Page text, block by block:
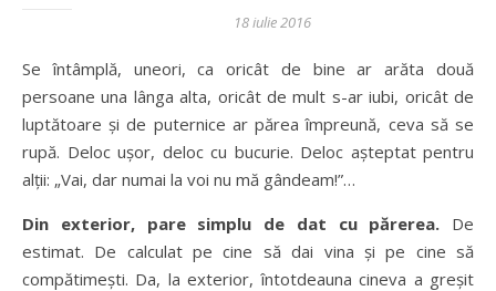
18 iulie 2016
Se întâmplă, uneori, ca oricât de bine ar arăta două
persoane una lânga alta, oricât de mult s-ar iubi, oricât de
luptătoare și de puternice ar părea împreună, ceva să se
rupă. Deloc ușor, deloc cu bucurie. Deloc așteptat pentru
alții: „Vai, dar numai la voi nu mă gândeam!”…
Din exterior, pare simplu de dat cu părerea. De
estimat. De calculat pe cine să dai vina și pe cine să
compătimești. Da, la exterior, întotdeauna cineva a greșit